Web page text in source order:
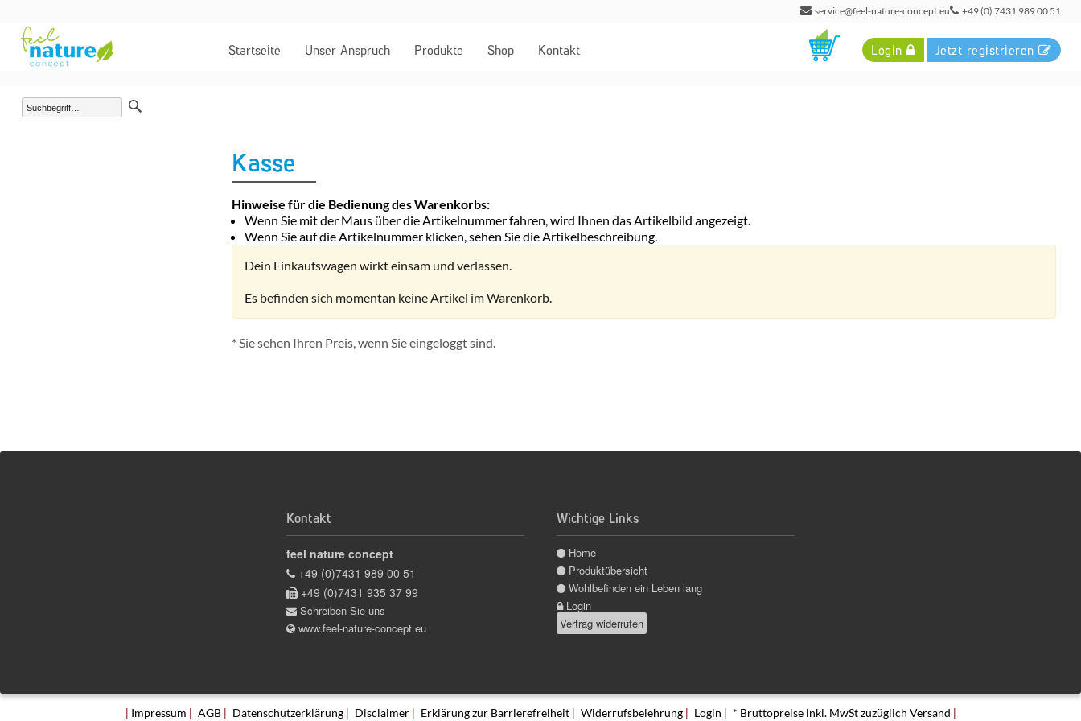
service@feel-nature-concept.eu +49 (0) 7431 989 00 51
Startseite Unser Anspruch Produkte Shop Kontakt Jetzt registrieren
Login
Kasse
Hinweise für die Bedienung des Warenkorbs:
Wenn Sie mit der Maus über die Artikelnummer fahren, wird Ihnen das Artikelbild angezeigt.
Wenn Sie auf die Artikelnummer klicken, sehen Sie die Artikelbeschreibung.
Dein Einkaufswagen wirkt einsam und verlassen.
Es befinden sich momentan keine Artikel im Warenkorb.
* Sie sehen Ihren Preis, wenn Sie eingeloggt sind.
Kontakt
feel nature concept
+49 (0)7431 989 00 51
+49 (0)7431 935 37 99
Schreiben Sie uns
www.feel-nature-concept.eu
Wichtige Links
Home
Produktübersicht
Wohlbefinden ein Leben lang
Login
Vertrag widerrufen
| Impressum | AGB | Datenschutzerklärung | Disclaimer | Erklärung zur Barrierefreiheit | Widerrufsbelehrung | Login | * Bruttopreise inkl. MwSt zuzüglich Versand |